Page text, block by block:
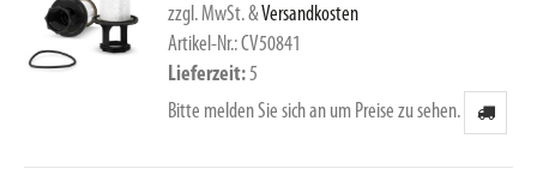
zzgl. MwSt.&Versandkosten
Artikel-Nr.: CV50841
Lieferzeit 5
Bitte melden Sie sich an um Preise zu sehen.